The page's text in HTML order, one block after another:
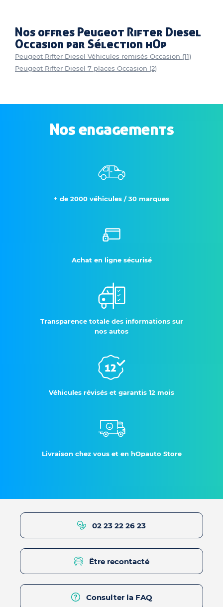
Nos offres Peugeot Rifter Diesel
Occasion par Sélection hOp
Peugeot Rifter Diesel Véhicules remisés Occasion (11)
Peugeot Rifter Diesel 7 places Occasion (2)
Nos engagements
+ de 2000 véhicules / 30 marques
Achat en ligne sécurisé
Transparence totale des informations sur
nos autos
Véhicules révisés et garantis 12 mois
Livraison chez vous et en hOpauto Store
02 23 22 26 23
Être recontacté
Consulter la FAQ